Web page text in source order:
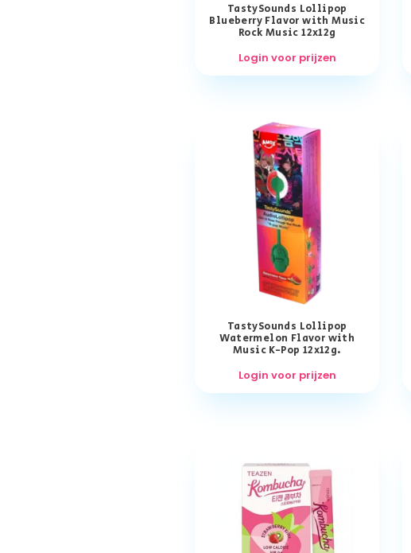
TastySounds Lollipop
Blueberry Flavor with Music
Rock Music 12x12g
Login voor prijzen
TastySounds Lollipop
Watermelon Flavor with
Music K-Pop 12x12g.
Login voor prijzen